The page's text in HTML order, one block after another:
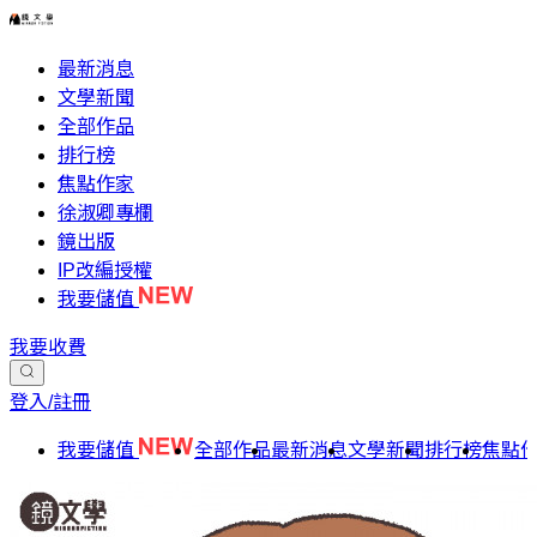
最新消息
文學新聞
全部作品
排行榜
焦點作家
徐淑卿專欄
鏡出版
IP改編授權
我要儲值
我要收費
登入/註冊
我要儲值 全部作品最新消息文學新聞排行榜焦點